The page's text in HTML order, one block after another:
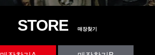
STORE 매장찾기